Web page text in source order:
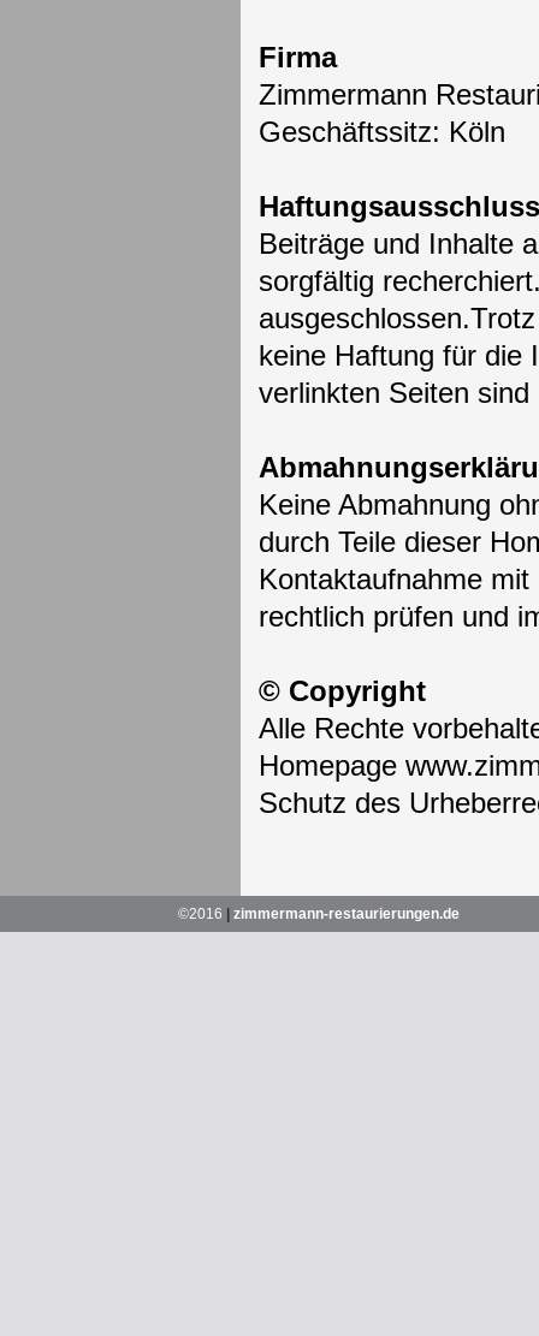
Firma
Zimmermann
Geschäftssitz: Köln
Haftungsausschluss
Beiträge und Inhalte
sorgfältig
keine Haftung für die
verlinkten Seiten
Keine Abmahnung
durch Teile dieser
Kontaktaufnahme
rechtlich prüfen und
© Copyright
Alle Rechte
Homepage
Schutz des
©2016 zimmermann-restaurierungen.de